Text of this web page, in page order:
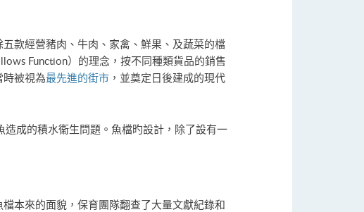
款經營豬肉、牛肉、家禽、鮮果、及蔬菜的檔
Function）的理念，按不同種類貨品的銷售
被視為最先進的街市 ，並奠定日後建成的現代
成的積水衞生問題。魚檔旳設計，除了設有一
本來的面貌，保育團隊翻查了大量文獻紀錄和